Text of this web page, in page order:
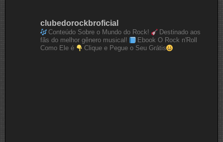
clubedorockbroficial
Conteúdo Sobre o Mundo do Rock!
Destinado aos
fãs do melhor gênero musical!
Ebook O Rock n'Roll
Como Ele é
Clique e Pegue o Seu Grátis